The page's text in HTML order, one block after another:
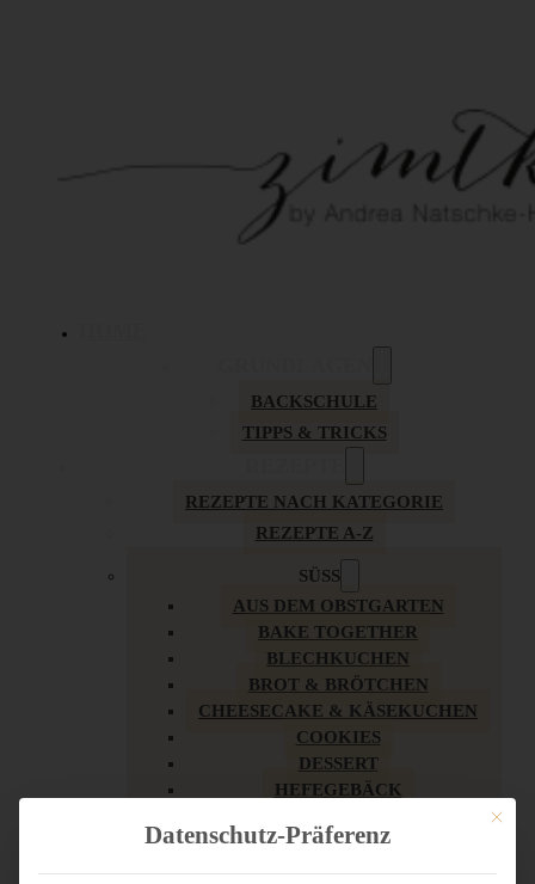
BACKSCHULE
TIPPS & TRICKS
REZEPTE NACH KATEGORIE
REZEPTE A-Z
SÜSS
AUS DEM OBSTGARTEN
BAKE TOGETHER
BLECHKUCHEN
BROT & BRÖTCHEN
CHEESECAKE & KÄSEKUCHEN
COOKIES
DESSERT
HEFEGEBÄCK
KUCHEN
LOW CARB & GESÜNDER
Mit
Datenschutz-Präferenz